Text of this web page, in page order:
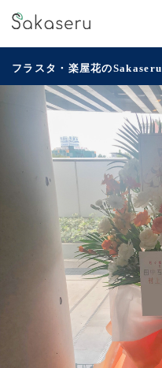
フラスタ・楽屋花のSakaseru